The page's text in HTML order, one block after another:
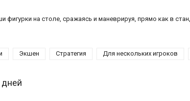
на столе, сражаясь и маневрируя, прямо как в
Экшен Стратегия Для нескольких игроков
дней